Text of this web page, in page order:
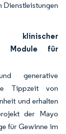
Dienstleistungen
Module für
generative
Tippzeit von
und erhalten
der Mayo
für Gewinne im